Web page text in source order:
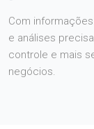
Com
e análises
controle e mais
negócios.